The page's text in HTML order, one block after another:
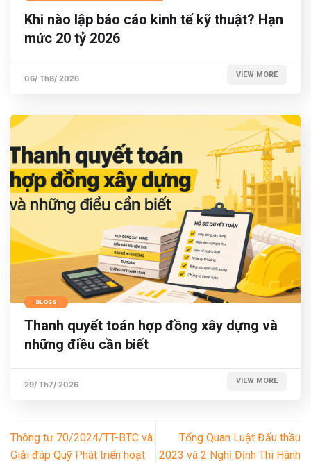
Khi nào lập báo cáo kinh tế kỹ thuật? Hạn
mức 20 tỷ 2026
06/ Th8/ 2026 VIEW MORE
BLOGS
Thanh quyết toán hợp đồng xây dựng và
những điều cần biết
29/ Th7/ 2026 VIEW MORE
Thông tư 70/2024/TT-BTC và
Giải đáp Quỹ Phát triển hoạt
Tổng Quan Luật Đấu thầu
2023 và 2 Nghị Định Thi Hành